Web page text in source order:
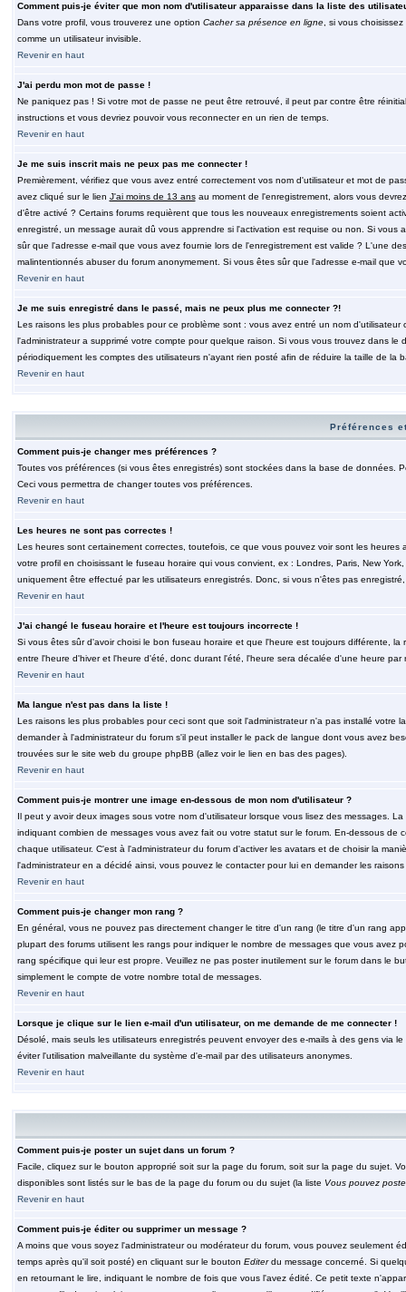
Comment puis-je éviter que mon nom d'utilisateur apparaisse dans la liste des
Dans votre profil, vous trouverez une option Cacher sa présence en ligne, si vous choisissez
comme un utilisateur invisible.
Revenir en haut
J'ai perdu mon mot de passe !
Ne paniquez pas ! Si votre mot de passe ne peut être retrouvé, il peut par contre être
instructions et vous devriez pouvoir vous reconnecter en un rien de temps.
Revenir en haut
Je me suis inscrit mais ne peux pas me connecter !
Premièrement, vérifiez que vous avez entré correctement vos nom d'utilisateur et mot de
avez cliqué sur le lien J'ai moins de 13 ansau moment de l'enregistrement, alors vous
d'être activé ? Certains forums requièrent que tous les nouveaux enregistrements soient
enregistré, un message aurait dû vous apprendre si l'activation est requise ou non. Si
sûr que l'adresse e-mail que vous avez fournie lors de l'enregistrement est valide ? L'une
malintentionnés abuser du forum anonymement. Si vous êtes sûr que l'adresse e-mail que
Revenir en haut
Je me suis enregistré dans le passé, mais ne peux plus me connecter ?!
Les raisons les plus probables pour ce problème sont : vous avez entré un nom
l'administrateur a supprimé votre compte pour quelque raison. Si vous vous trouvez dans
périodiquement les comptes des utilisateurs n'ayant rien posté afin de réduire la taille de
Revenir en haut
Préférences
Comment puis-je changer mes préférences ?
Toutes vos préférences (si vous êtes enregistrés) sont stockées dans la base de données.
Ceci vous permettra de changer toutes vos préférences.
Revenir en haut
Les heures ne sont pas correctes !
Les heures sont certainement correctes, toutefois, ce que vous pouvez voir sont les
votre profil en choisissant le fuseau horaire qui vous convient, ex : Londres, Paris, New
uniquement être effectué par les utilisateurs enregistrés. Donc, si vous n'êtes pas
Revenir en haut
J'ai changé le fuseau horaire et l'heure est toujours incorrecte !
Si vous êtes sûr d'avoir choisi le bon fuseau horaire et que l'heure est toujours différente,
entre l'heure d'hiver et l'heure d'été, donc durant l'été, l'heure sera décalée d'une heure par
Revenir en haut
Ma langue n'est pas dans la liste !
Les raisons les plus probables pour ceci sont que soit l'administrateur n'a pas installé
demander à l'administrateur du forum s'il peut installer le pack de langue dont vous avez
trouvées sur le site web du groupe phpBB (allez voir le lien en bas des pages).
Revenir en haut
Comment puis-je montrer une image en-dessous de mon nom d'utilisateur ?
Il peut y avoir deux images sous votre nom d'utilisateur lorsque vous lisez des messages.
indiquant combien de messages vous avez fait ou votre statut sur le forum. En-dessous
chaque utilisateur. C'est à l'administrateur du forum d'activer les avatars et de choisir la
l'administrateur en a décidé ainsi, vous pouvez le contacter pour lui en demander les
Revenir en haut
Comment puis-je changer mon rang ?
En général, vous ne pouvez pas directement changer le titre d'un rang (le titre d'un rang
plupart des forums utilisent les rangs pour indiquer le nombre de messages que vous avez
rang spécifique qui leur est propre. Veuillez ne pas poster inutilement sur le forum dans le
simplement le compte de votre nombre total de messages.
Revenir en haut
Lorsque je clique sur le lien e-mail d'un utilisateur, on me demande de me connecter !
Désolé, mais seuls les utilisateurs enregistrés peuvent envoyer des e-mails à des gens via
éviter l'utilisation malveillante du système d'e-mail par des utilisateurs anonymes.
Revenir en haut
Comment puis-je poster un sujet dans un forum ?
Facile, cliquez sur le bouton approprié soit sur la page du forum, soit sur la page du sujet.
disponibles sont listés sur le bas de la page du forum ou du sujet (la liste Vous pouvez
Revenir en haut
Comment puis-je éditer ou supprimer un message ?
A moins que vous soyez l'administrateur ou modérateur du forum, vous pouvez seulement
temps après qu'il soit posté) en cliquant sur le bouton Editerdu message concerné. Si
en retournant le lire, indiquant le nombre de fois que vous l'avez édité. Ce petit texte